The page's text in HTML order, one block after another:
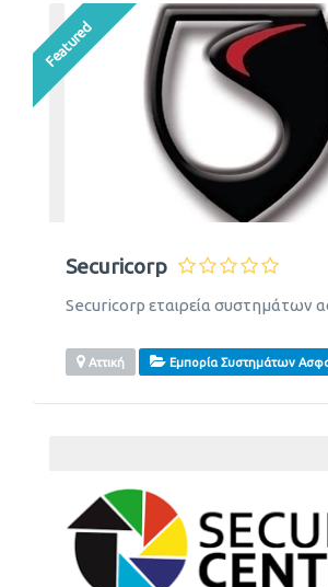
Featured
Securicorp
Securicorp εταιρεία συστημάτων
Αττική Εμπορία Συστημάτων